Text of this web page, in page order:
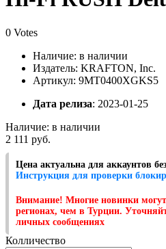
0 Votes
Наличие: в наличии
Издатель: KRAFTON, Inc.
Артикул: 9MT0400XGKS5
Дата релиза: 2023-01-25
Наличие: в наличии
2 111 руб.
Цена актуальна для аккаунтов
Инструкция для проверки
Внимание! Многие новинки
регионах, чем в Турции.
личных сообщениях
Колличество